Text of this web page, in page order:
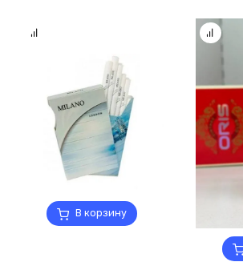
В корзину